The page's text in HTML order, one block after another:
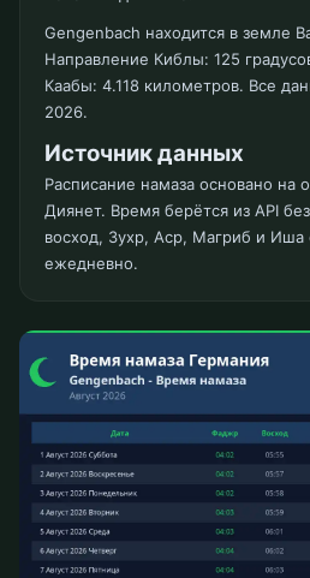
Gengenbach находится в земле
Направление Киблы: 125
Каабы: 4.118 километров. Все
2026.
Источник данных
Расписание намаза основано на
Диянет. Время берётся из API
восход, Зухр, Аср, Магриб и Иша
ежедневно.